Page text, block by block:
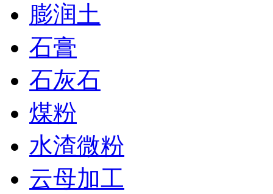
膨润土
石膏
石灰石
煤粉
水渣微粉
云母加工